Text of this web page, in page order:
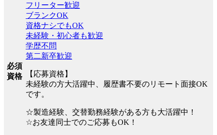
必須
資格
フリーター歓迎
ブランクOK
資格ナシでもOK
未経験・初心者も歓迎
学歴不問
第二新卒歓迎
【応募資格】
未経験の方大活躍中、履歴書不要のリモート面接OK
です。
☆製造経験、交替勤務経験がある方も大活躍中！
☆お友達同士でのご応募もOK！